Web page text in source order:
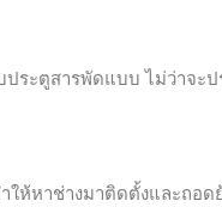
ระตูสารพัดแบบ ไม่ว่าจะ
ห้หาช่างมาติดตั้งและถอด